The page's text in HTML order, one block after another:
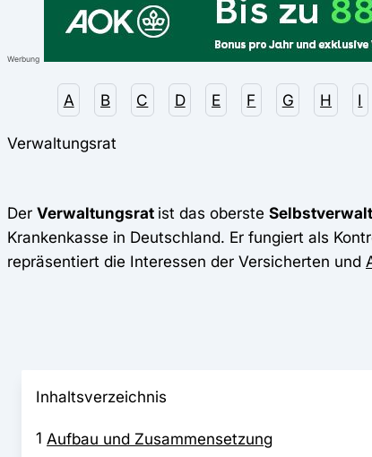
Werbung
A B C D E F G H I
Verwaltungsrat
Der Verwaltungsrat ist das oberste
Krankenkasse in Deutschland. Er fungiert als
repräsentiert die Interessen der Versicherten und
Inhaltsverzeichnis
1 Aufbau und Zusammensetzung